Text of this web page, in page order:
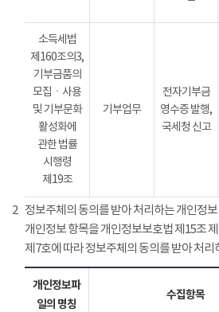
소득세법
제160조의3,
기부금품의
모집ㆍ사용
및 기부문화
활성화에
관한 법률
시행령
제19조
기부업무
전자기부금
영수증 발행,
국세청 신고
2 정보주체의 동의를 받아 처리하는 개인정
개인정보 항목을 개인정보보호법 제15조
제7호에 따라 정보주체의 동의를 받아 처리
개인정보파
일의 명칭
수집항목